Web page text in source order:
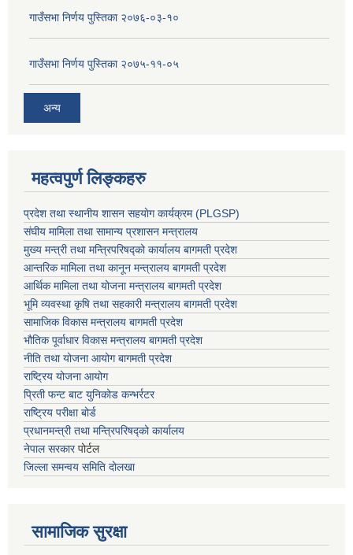
गाउँसभा निर्णय पुस्तिका २०७६-०३-१०
गाउँसभा निर्णय पुस्तिका २०७५-११-०५
अन्य
महत्वपुर्ण लिङ्कहरु
प्रदेश तथा स्थानीय शासन सहयाेग कार्यक्रम (PLGSP)
संघीय मामिला तथा सामान्य प्रशासन मन्त्रालय
मुख्य मन्त्री तथा मन्त्रिपरिषद्को कार्यालय बागमती प्रदेश
आन्तरिक मामिला तथा कानून मन्त्रालय बागमती प्रदेश
आर्थिक मामिला तथा योजना मन्त्रालय बागमती प्रदेश
भूमि व्यवस्था कृषि तथा सहकारी मन्त्रालय बागमती प्रदेश
सामाजिक विकास मन्त्रालय बागमती प्रदेश
भौतिक पूर्वाधार विकास मन्त्रालय बागमती प्रदेश
नीति तथा योजना आयोग बागमती प्रदेश
राष्ट्रिय योजना आयोग
प्रिती फन्ट बाट युनिकोड कन्भर्रटर
राष्ट्रिय परीक्षा बोर्ड
प्रधानमन्त्री तथा मन्त्रिपरिषद्को कार्यालय
नेपाल सरकारपोर्टल
जिल्ला समन्वय समिति दोलखा
सामाजिक सुरक्षा